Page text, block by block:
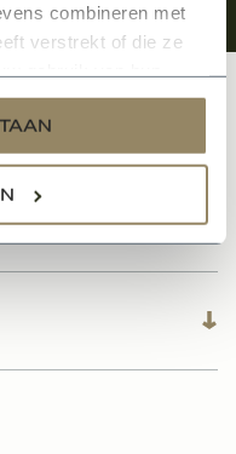
combineren met
verstrekt of die ze